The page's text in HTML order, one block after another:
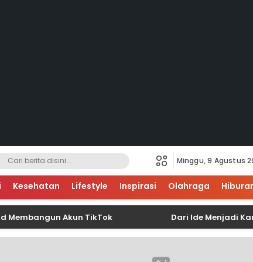
Minggu, 9 Agustus
Kesehatan Lifestyle Inspirasi Olahraga
Akun TikTok Dari Ide Menjadi Karya,